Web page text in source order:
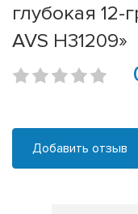
глубокая 12-
AVS H31209»
Добавить отзыв